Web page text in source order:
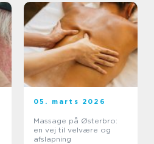
05. marts 2026
Massage på Østerbro:
en vej til velvære og
afslapning